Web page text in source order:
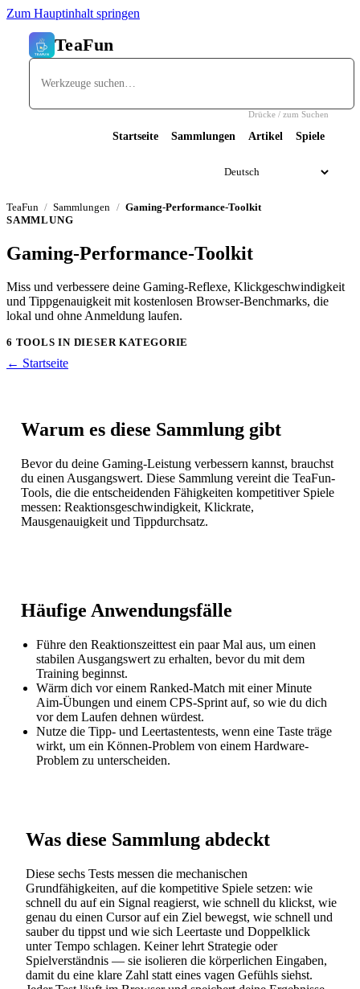
Zum Hauptinhalt springen
TeaFun
Drücke / zum Suchen
Startseite Sammlungen Artikel Spiele
TeaFun Sammlungen
Gaming-Performance-Toolkit
SAMMLUNG
Gaming-Performance-Toolkit
Miss und verbessere deine Gaming-Reflexe, Klickgeschwindigkeit
und Tippgenauigkeit mit kostenlosen Browser-Benchmarks, die
lokal und ohne Anmeldung laufen.
6 TOOLS IN DIESER KATEGORIE
← Startseite
Warum es diese Sammlung gibt
Bevor du deine Gaming-Leistung verbessern kannst, brauchst
du einen Ausgangswert. Diese Sammlung vereint die TeaFun-
Tools, die die entscheidenden Fähigkeiten kompetitiver Spiele
messen: Reaktionsgeschwindigkeit, Klickrate,
Mausgenauigkeit und Tippdurchsatz.
Häufige Anwendungsfälle
Führe den Reaktionszeittest ein paar Mal aus, um einen
stabilen Ausgangswert zu erhalten, bevor du mit dem
Training beginnst.
Wärm dich vor einem Ranked-Match mit einer Minute
Aim-Übungen und einem CPS-Sprint auf, so wie du dich
vor dem Laufen dehnen würdest.
Nutze die Tipp- und Leertastentests, wenn eine Taste träge
wirkt, um ein Können-Problem von einem Hardware-
Problem zu unterscheiden.
Was diese Sammlung abdeckt
Diese sechs Tests messen die mechanischen
Grundfähigkeiten, auf die kompetitive Spiele setzen: wie
schnell du auf ein Signal reagierst, wie schnell du klickst, wie
genau du einen Cursor auf ein Ziel bewegst, wie schnell und
sauber du tippst und wie sich Leertaste und Doppelklick
unter Tempo schlagen. Keiner lehrt Strategie oder
Spielverständnis — sie isolieren die körperlichen Eingaben,
damit du eine klare Zahl statt eines vagen Gefühls siehst.